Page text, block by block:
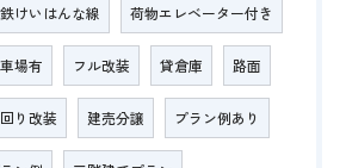
けいはんな線 荷物エレベーター付き
場有 フル改装 貸倉庫 路面
り改装 建売分譲 プラン例あり